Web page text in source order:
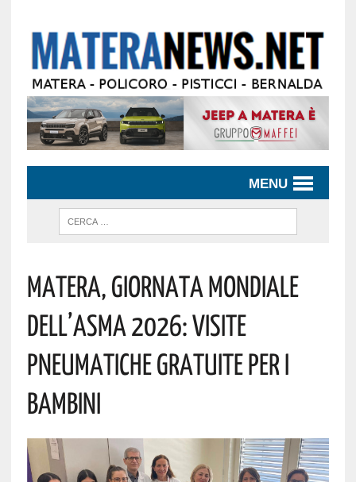
MENU
Matera, Giornata Mondiale
Dell’Asma 2026: Visite
Pneumatiche Gratuite Per I
Bambini